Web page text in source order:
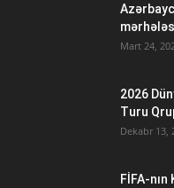
Mart 24,
2026
Turu
Dekabr 13,
FİFA-